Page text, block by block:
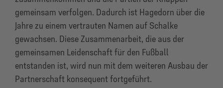
gemeinsam verfolgen. Dadurch ist Hagedorn über die
Jahre zu einem vertrauten Namen auf Schalke
gewachsen. Diese Zusammenarbeit, die aus der
gemeinsamen Leidenschaft für den Fußball
entstanden ist, wird nun mit dem weiteren Ausbau der
Partnerschaft konsequent fortgeführt.